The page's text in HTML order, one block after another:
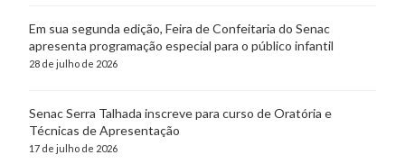
Em sua segunda edição, Feira de Confeitaria do Senac
apresenta programação especial para o público infantil
28 de julho de 2026
Senac Serra Talhada inscreve para curso de Oratória e
Técnicas de Apresentação
17 de julho de 2026